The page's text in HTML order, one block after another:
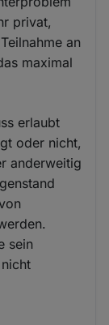
privat,
an
maximal
erlaubt
oder nicht,
anderweitig
sein